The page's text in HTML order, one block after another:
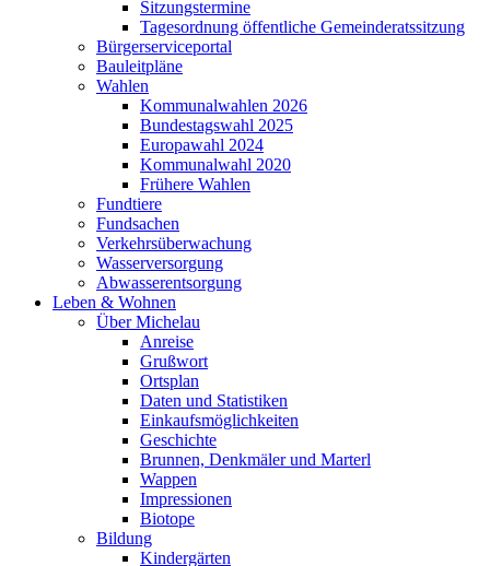
Sitzungstermine
Tagesordnung öffentliche Gemeinderatssitzung
Bürgerserviceportal
Bauleitpläne
Wahlen
Kommunalwahlen 2026
Bundestagswahl 2025
Europawahl 2024
Kommunalwahl 2020
Frühere Wahlen
Fundtiere
Fundsachen
Verkehrsüberwachung
Wasserversorgung
Abwasserentsorgung
Leben & Wohnen
Über Michelau
Anreise
Grußwort
Ortsplan
Daten und Statistiken
Einkaufsmöglichkeiten
Geschichte
Brunnen, Denkmäler und Marterl
Wappen
Impressionen
Biotope
Bildung
Kindergärten